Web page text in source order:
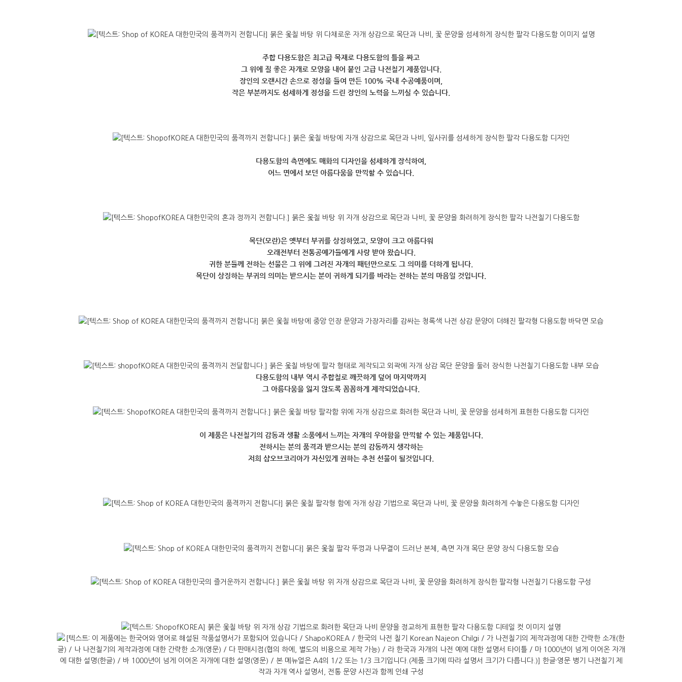
주합 다용도함은 최고급 목재로 다용도함의 틀을 짜고
그 위에 질 좋은 자개로 모양을 내어 붙인 고급 나전칠기 제품입니다.
장인의 오랜시간 손으로 정성을 들여 만든 100% 국내 수공예품이며,
작은 부분까지도 섬세하게 정성을 드린 장인의 노력을 느끼실 수 있습니다.
다용도함의 측면에도 매화의 디자인을 섬세하게 장식하여,
어느 면에서 보던 아름다움을 만끽할 수 있습니다.
목단(모란)은 옛부터 부귀를 상징하였고, 모양이 크고 아름다워
오래전부터 전통공예가들에게 사랑 받아 왔습니다.
귀한 분들께 전하는 선물은 그 위에 그려진 자개의 패턴만으로도 그 의미를 더하게 됩니다.
목단이 상징하는 부귀의 의미는 받으시는 분이 귀하게 되기를 바라는 전하는 분의 마음일 것입니다.
다용도함의 내부 역시 주합칠로 깨끗하게 덮어 마지막까지
그 아름다움을 잃지 않도록 꼼꼼하게 제작되었습니다.
이 제품은 나전칠기의 감동과 생활 소품에서 느끼는 자개의 우아함을 만끽할 수 있는 제품입니다.
전하시는 분의 품격과 받으시는 분의 감동까지 생각하는
저희 샵오브코리아가 자신있게 권하는 추천 선물이 될것입니다.